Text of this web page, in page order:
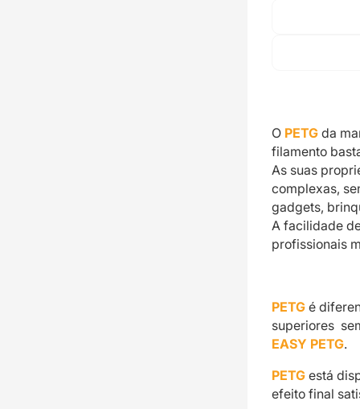
O PETG da
filamento
As suas
complexas,
gadgets,
A facilidade
profissionais
PETG é
superiores
EASY PETG.
PETG está
efeito final